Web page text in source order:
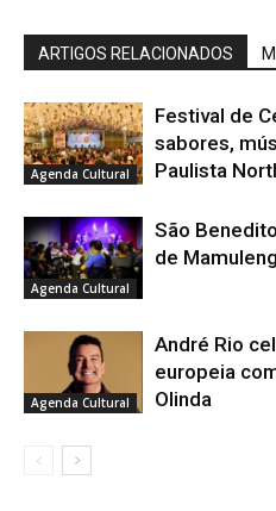
ARTIGOS RELACIONADOS
Agenda Cultural
Festival de
sabores,
Paulista
Agenda Cultural
São
de
Agenda Cultural
André Rio
europeia
Olinda